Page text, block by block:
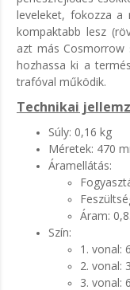
leveleket, fokozza a
kompaktabb lesz
azt más Cosmorrow
hozhassa ki a
trafóval működik.
Technikai
Súly: 0,16 kg
Méretek: 470
Áramellátás:
Áram:
Szín:
1. vonal:
2. vonal:
3. vonal: